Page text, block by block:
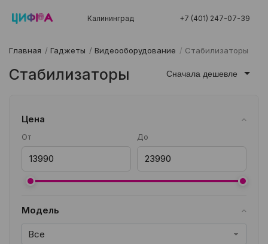
Калининград +7 (401) 247-07-39
Главная / Гаджеты / Видеооборудование / Стабилизаторы
Стабилизаторы Сначала дешевле
Цена
От До
Модель
Все